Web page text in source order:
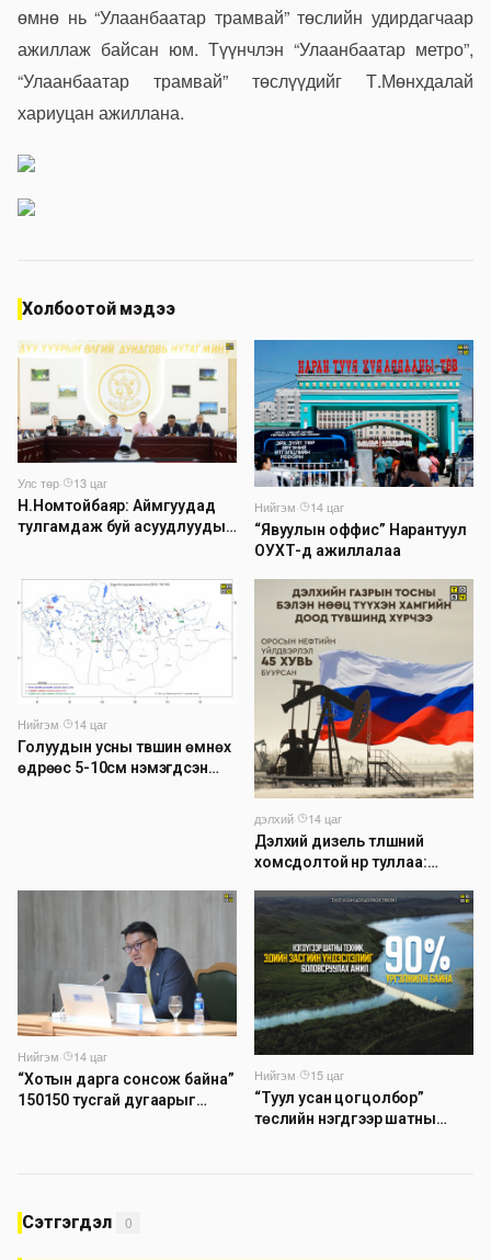
өмнө нь “Улаанбаатар трамвай” төслийн удирдагчаар
ажиллаж байсан юм. Түүнчлэн “Улаанбаатар метро”,
“Улаанбаатар трамвай” төслүүдийг Т.Мөнхдалай
хариуцан ажиллана.
Холбоотой мэдээ
Улс төр·
13 цаг
Н.Номтойбаяр: Аймгуудад
тулгамдаж буй асуудлуудыг
танилцуулж, шийдвэрлүүлнэ
Нийгэм·
14 цаг
“Явуулын оффис” Нарантуул
ОУХТ-д ажиллалаа
Нийгэм·
14 цаг
Голуудын усны түвшин өмнөх
өдрөөс 5-10см нэмэгдсэн
дэлхий·
14 цаг
Дэлхий дизель түлшний
хомсдолтой нүүр туллаа:
компаниуд аюулын дохио
өгч байна
Нийгэм·
14 цаг
“Хотын дарга сонсож байна”
150150 тусгай дугаарыг
Нийгэм·
15 цаг
“Туул усан цогцолбор”
төслийн нэгдүгээр шатны
Сэтгэгдэл 0